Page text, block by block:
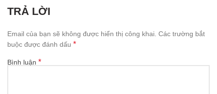
TRẢ LỜI
Email của bạn sẽ không được hiển thị công khai. Các trường bắt
buộc được đánh dấu *
Bình luận *